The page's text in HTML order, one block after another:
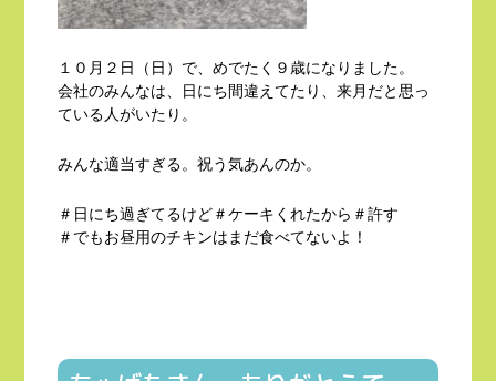
１０月２日（日）で、めでたく９歳になりました。
会社のみんなは、日にち間違えてたり、来月だと思っ
ている人がいたり。
みんな適当すぎる。祝う気あんのか。
＃日にち過ぎてるけど＃ケーキくれたから＃許す
＃でもお昼用のチキンはまだ食べてないよ！